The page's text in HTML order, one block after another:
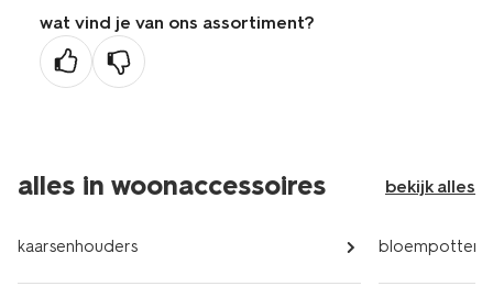
wat vind je van ons assortiment?
alles in woonaccessoires bekijk alles
kaarsenhouders bloempotten